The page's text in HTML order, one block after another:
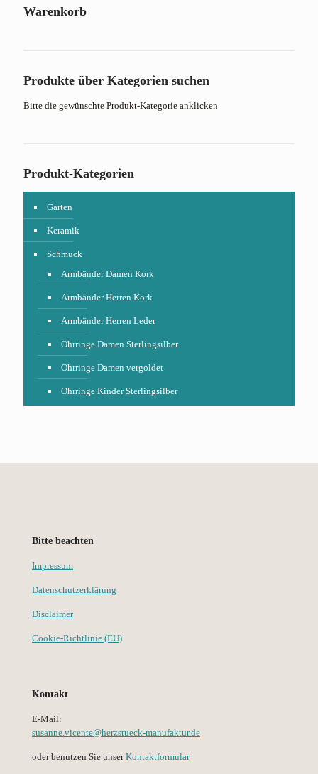
Warenkorb
Produkte über Kategorien suchen
Bitte die gewünschte Produkt-Kategorie anklicken
Produkt-Kategorien
Garten
Keramik
Schmuck
Armbänder Damen Kork
Armbänder Herren Kork
Armbänder Herren Leder
Ohrringe Damen Sterlingsilber
Ohrringe Damen vergoldet
Ohrringe Kinder Sterlingsilber
Bitte beachten
Impressum
Datenschutzerklärung
Disclaimer
Cookie-Richtlinie (EU)
Kontakt
E-Mail:
susanne.vicente@herzstueck-manufaktur.de
oder benutzen Sie unserKontaktformular